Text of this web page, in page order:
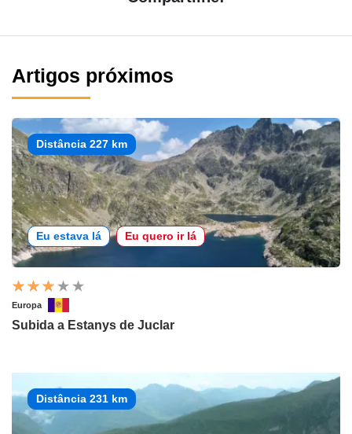
Artigos próximos
Distância 227 km
Eu estava lá Eu quero ir lá
Europa
Subida a Estanys de Juclar
Distância 231 km